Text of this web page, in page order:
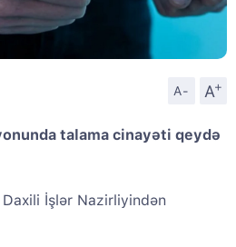
A- A
+
talama cinayəti qeydə
İşlər Nazirliyindən